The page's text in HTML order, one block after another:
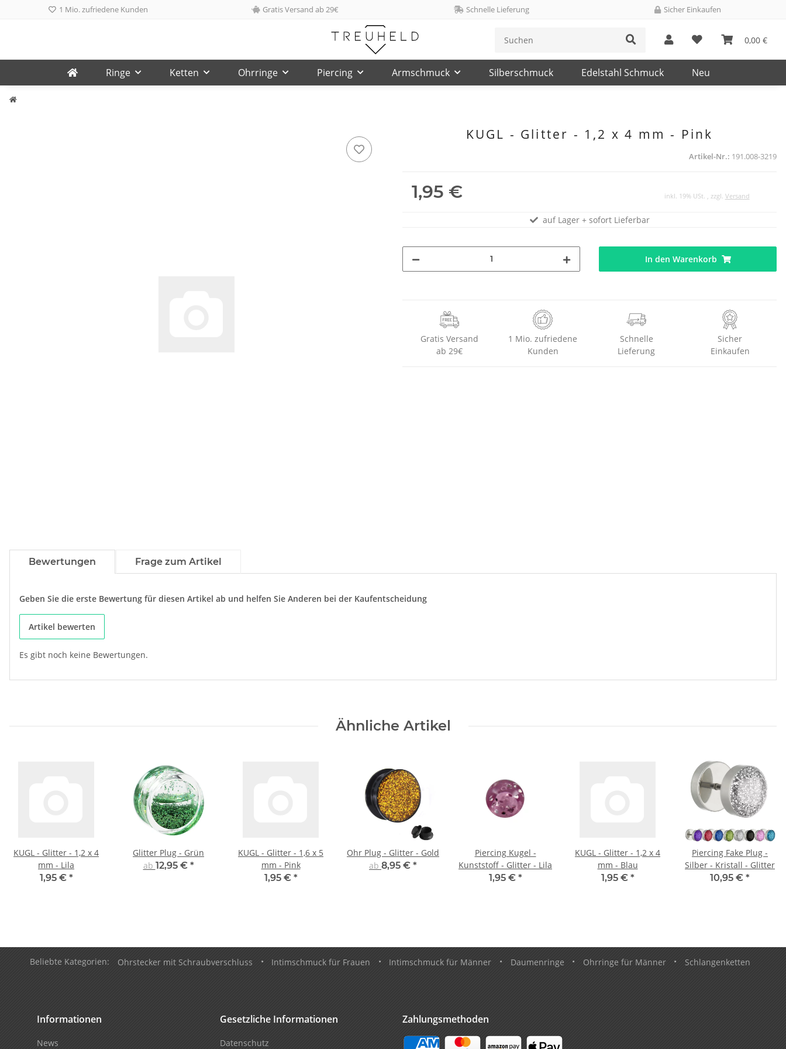
1 Mio. zufriedene Kunden Gratis Versand ab 29€ Schnelle Lieferung Sicher Einkaufen
0,00 €
Ringe Ketten Ohrringe Piercing Armschmuck Silberschmuck Edelstahl Schmuck Neu
KUGL - Glitter - 1,2 x 4 mm - Pink
Artikel-Nr.: 191.008-3219
1,95 € inkl. 19% USt. , zzgl. Versand
auf Lager + sofort Lieferbar
In den Warenkorb
Gratis Versand
ab 29€
1 Mio. zufriedene
Kunden
Schnelle
Lieferung
Sicher
Einkaufen
Bewertungen Frage zum Artikel
Geben Sie die erste Bewertung für diesen Artikel ab und helfen Sie Anderen bei der Kaufentscheidung
Artikel bewerten
Es gibt noch keine Bewertungen.
Ähnliche Artikel
KUGL - Glitter - 1,2 x 4
mm - Lila
1,95 € *
Glitter Plug - Grün
ab 12,95 € *
KUGL - Glitter - 1,6 x 5
mm - Pink
1,95 € *
Ohr Plug - Glitter - Gold
ab 8,95 € *
Piercing Kugel -
Kunststoff - Glitter - Lila
1,95 € *
KUGL - Glitter - 1,2 x 4
mm - Blau
1,95 € *
Piercing Fake Plug -
Silber - Kristall - Glitter
10,95 € *
Beliebte Kategorien: Ohrstecker mit Schraubverschluss • Intimschmuck für Frauen • Intimschmuck für Männer • Daumenringe • Ohrringe für Männer • Schlangenketten
Informationen
News
Gesetzliche Informationen
Datenschutz
Zahlungsmethoden